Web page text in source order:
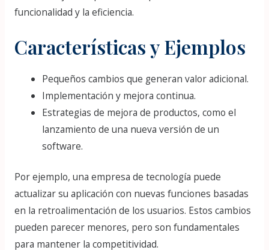
funcionalidad y la eficiencia.
Características y Ejemplos
Pequeños cambios que generan valor adicional.
Implementación y mejora continua.
Estrategias de mejora de productos, como el
lanzamiento de una nueva versión de un
software.
Por ejemplo, una empresa de tecnología puede
actualizar su aplicación con nuevas funciones basadas
en la retroalimentación de los usuarios. Estos cambios
pueden parecer menores, pero son fundamentales
para mantener la competitividad.